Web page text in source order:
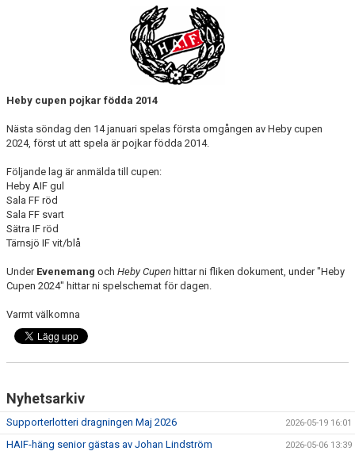
VÅRA LAG
KLUBBKLÄDER
SAMARBETSPARTNERS
TEGELVALLEN 2.0
Heby cupen pojkar födda 2014
Nästa söndag den 14 januari spelas första omgången av Heby cupen
2024, först ut att spela är pojkar födda 2014.
Följande lag är anmälda till cupen:
Heby AIF gul
Sala FF röd
Sala FF svart
Sätra IF röd
Tärnsjö IF vit/blå
UnderEvenemang och Heby Cupen hittar ni fliken dokument, under "Heby
Cupen 2024" hittar ni spelschemat för dagen.
Varmt välkomna
Nyhetsarkiv
Supporterlotteri dragningen Maj 2026 2026-05-19 16:01
HAIF-häng senior gästas av Johan Lindström 2026-05-06 13:39